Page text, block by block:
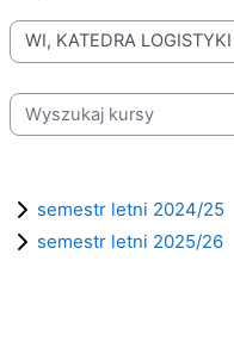
Kategorie kursów
Wyszukaj kursy
semestr letni 2024/25
semestr letni 2025/26